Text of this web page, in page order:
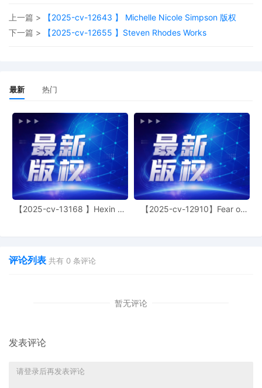
6 10/16/2025
ATTORNEY Appearance for Plaintiff
Randall Ian Mackey by Yi Bu
3 10/16/2025 CIVIL Cover Sheet
10/16/2025
SEALED DOCUMENT by Plaintiff Randall
Ian Mackey Schedule A to Complaint 1
10/16/2025
COMPLAINT filed by Randall Ian Mackey;
Filing fee $ 405, receipt number AILNDC-
24207410.
上一篇 >
【2025-cv-12643 】 Michelle Nicole Simpson 版权
下一篇 >
【2025-cv-12655 】Steven Rhodes Works
最新 热门
【2025-cv-13168 】Hexin 塑
【2025-cv-12910】Fear of
评论列表 共有 0 条评论
暂无评论
发表评论